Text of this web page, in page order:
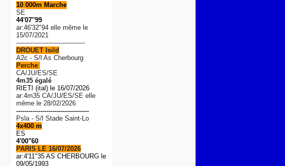
10 000m Marche
SE
44'07''99
ar:46'32"94 elle même le
15/07/2021
----------------------------------
DROUET Isild
A2c - S/l As Cherbourg
Perche
CA/JU/ES/SE
4m35 égalé
RIETI (ital) le 16/07/2026
ar:4m35 CA/JU/ES/SE elle
même le 28/02/2026
------------------------------------
Psla - S/l Stade Saint-Lo
4x400 m
ES
4'00"60
PARIS LE 16/07/2026
ar:4'11"35 AS CHERBOURG le
09/05/1993